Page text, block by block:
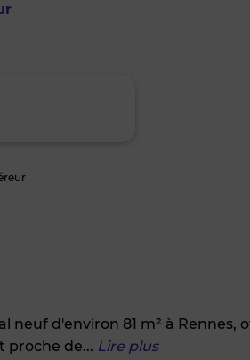
neuf d'environ 81 m² à
proche de... Lire plus